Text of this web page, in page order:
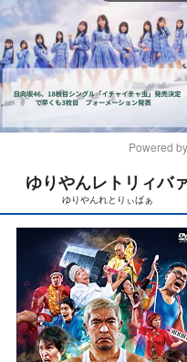
Powered by
ゆりやんレトリィバ
ゆりやんれとりぃばぁ